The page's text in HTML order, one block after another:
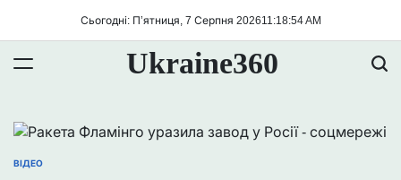
Сьогодні: П’ятниця, 7 Серпня 202611 :18:55AM
Ukraine360
ОПУБЛІКУВАТИ
ВІДЕО